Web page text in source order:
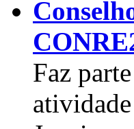
Faz